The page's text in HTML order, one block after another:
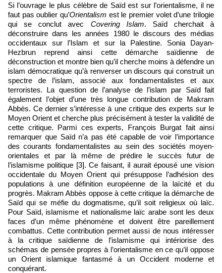
Si l’ouvrage le plus célèbre de Saïd est sur l’orientalisme, il ne
faut pas oublier qu’Orientalism est le premier volet d’une trilogie
qui se conclut avec Covering Islam. Saïd cherchait à
déconstruire dans les années 1980 le discours des médias
occidentaux sur l’Islam et sur la Palestine. Sonia Dayan-
Hezbrun reprend ainsi cette démarche saïdienne de
déconstruction et montre bien qu’il cherche moins à défendre un
islam démocratique qu’à renverser un discours qui construit un
spectre de l’islam, associé aux fondamentalistes et aux
terroristes. La question de l’analyse de l’islam par Saïd fait
également l’objet d’une très longue contribution de Makram
Abbès. Ce dernier s’intéresse à une critique des experts sur le
Moyen Orient et cherche plus précisément à tester la validité de
cette critique. Parmi ces experts, François Burgat fait ainsi
remarquer que Saïd n’a pas été capable de voir l’importance
des courants fondamentalistes au sein des sociétés moyen-
orientales et par là même de prédire le succès futur de
l’islamisme politique [3]. Ce faisant, il aurait épousé une vision
occidentale du Moyen Orient qui présuppose l’adhésion des
populations à une définition européenne de la laïcité et du
progrès. Makram Abbès oppose à cette critique la démarche de
Saïd qui se méfie du dogmatisme, qu’il soit religieux où laïc.
Pour Saïd, islamisme et nationalisme laïc arabe sont les deux
faces d’un même phénomène et doivent être pareillement
combattus. Cette contribution permet aussi de nous intéresser
à la critique saïdienne de l’islamisme qui intériorise des
schémas de pensée propres à l’orientalisme en ce qu’il oppose
un Orient islamique fantasmé à un Occident moderne et
conquérant.